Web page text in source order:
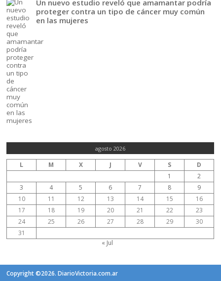
Un nuevo estudio reveló que amamantar podría
proteger contra un tipo de cáncer muy común
en las mujeres
agosto 2026
L M X J V S
D
1
2
3
4 5 6 7 8
9
10
11 12 13 14 15
16
17
18 19 20 21 22
23
24
25 26 27 28 29
30
31
« Jul
Copyright ©2026. DiarioVictoria.com.ar